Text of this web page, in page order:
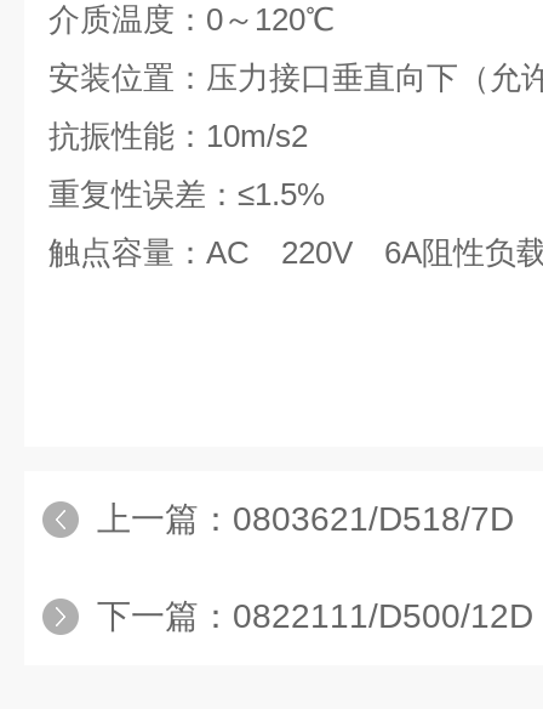
介质温度：0～120℃
安装位置：压力接口垂直向下（允
抗振性能：10m/s2
重复性误差：≤1.5%
触点容量：AC 220V 6A阻性负
上一篇： 0803621/D518/7D
下一篇： 0822111/D500/12D